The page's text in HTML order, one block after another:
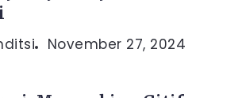
November 27, 2024